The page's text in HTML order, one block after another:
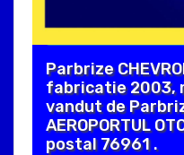
Parbrize
fabricatie 2003,
vandut de
AEROPORTUL
postal 76961 .